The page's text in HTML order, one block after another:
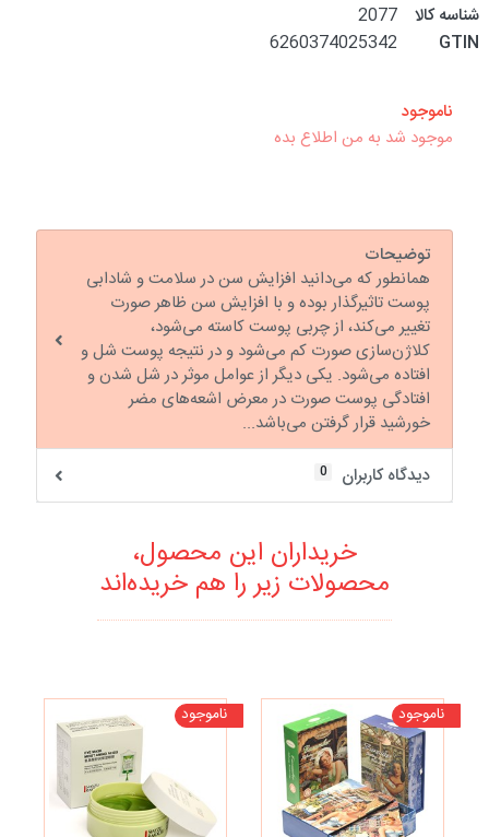
شناسه کالا
2077
GTIN
6260374025342
ناموجود
موجود شد به من اطلاع بده
توضیحات
همانطور که می‌دانید افزایش سن در سلامت و شادابی
پوست تاثیرگذار بوده و با افزایش سن ظاهر صورت
تغییر می‌کند، از چربی پوست کاسته می‌شود،
کلاژن‌سازی صورت کم می‌شود و در نتیجه پوست شل و
افتاده می‌شود. یکی دیگر از عوامل موثر در شل شدن و
افتادگی پوست صورت در معرض اشعه‌های مضر
خورشید قرار گرفتن می‌باشد...
دیدگاه کاربران
0
خریداران این محصول،
محصولات زیر را هم خریده‌اند
ناموجود ناموجود